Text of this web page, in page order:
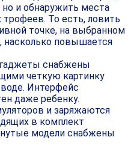
и обнаружить места
То есть, ловить
точке, на выбранном
насколько повышается
снабжены
четкую картинку
Интерфейс
даже ребенку.
и заряжаются
в комплект
модели снабжены